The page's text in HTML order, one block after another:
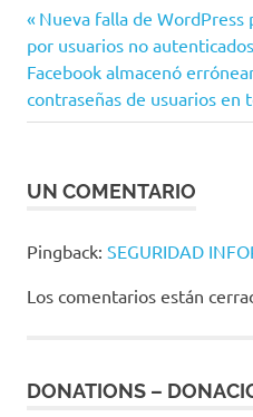
Navegación
de
entradas
Entrada
anterior:
Nueva falla de
por usuarios no autenticados.
Siguiente
entrada:
Facebook almacenó
contraseñas de usuarios en
UN COMENTARIO
Pingback: SEGURIDAD
Los comentarios están
DONATIONS –